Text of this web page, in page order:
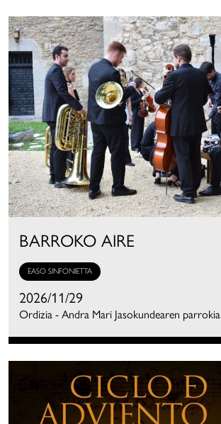
BARROKO AIRE
EASO SINFONIETTA
2026/11/29
Ordizia - Andra Mari Jasokundearen parrokia